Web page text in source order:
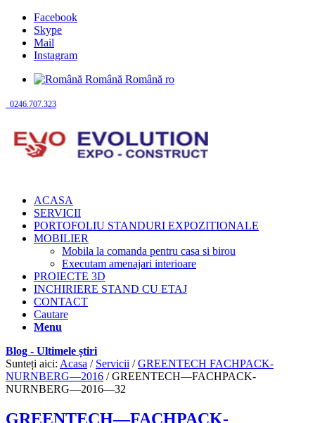
Facebook
Skype
Mail
Instagram
Română Română ro
0246.707.323
ACASA
SERVICII
PORTOFOLIU STANDURI EXPOZITIONALE
MOBILIER
Mobila la comanda pentru casa si birou
Executam amenajari interioare
PROIECTE 3D
INCHIRIERE STAND CU ETAJ
CONTACT
Cautare
Menu
Blog - Ultimele știri
Sunteți aici: Acasa / Servicii / GREENTECH FACHPACK-
NURNBERG—2016 / GREENTECH—FACHPACK-
NURNBERG—2016—32
GREENTECH—FACHPACK-